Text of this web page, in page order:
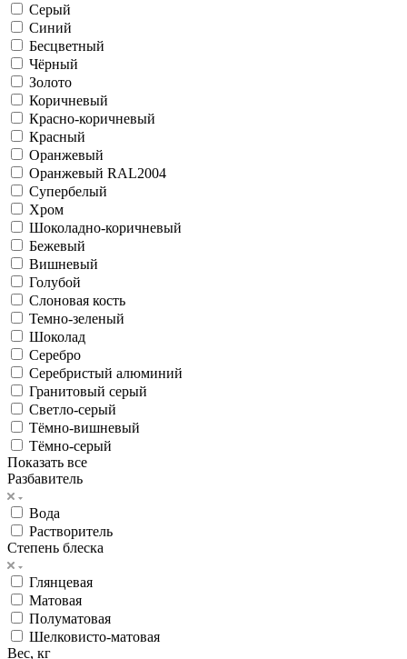
Серый
Синий
Бесцветный
Чёрный
Золото
Коричневый
Красно-коричневый
Красный
Оранжевый
Оранжевый RAL2004
Супербелый
Хром
Шоколадно-коричневый
Бежевый
Вишневый
Голубой
Слоновая кость
Темно-зеленый
Шоколад
Серебро
Серебристый алюминий
Гранитовый серый
Светло-серый
Тёмно-вишневый
Тёмно-серый
Показать все
Разбавитель
Вода
Растворитель
Степень блеска
Глянцевая
Матовая
Полуматовая
Шелковисто-матовая
Вес, кг